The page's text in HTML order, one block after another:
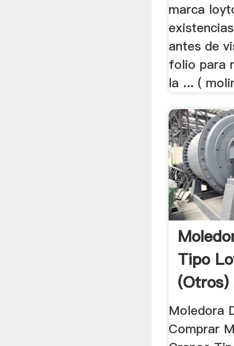
marca
antes de
folio para
la ... (
Tipo
(Otros)
Moledora
Comprar